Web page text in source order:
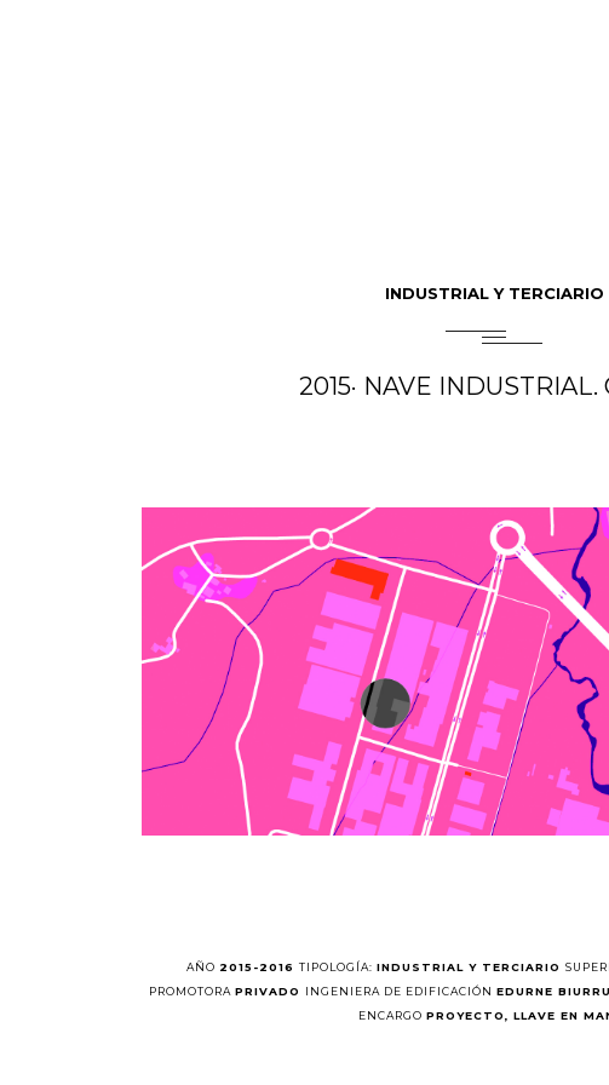
INDUSTRIAL Y TERCIARIO
2015· NAVE INDUSTRIAL.
AÑO 2015-2016 TIPOLOGÍA: INDUSTRIAL Y TERCIARIO
PROMOTORA PRIVADO INGENIERA DE EDIFICACIÓN EDURNE
ENCARGO PROYECTO, LLAVE EN